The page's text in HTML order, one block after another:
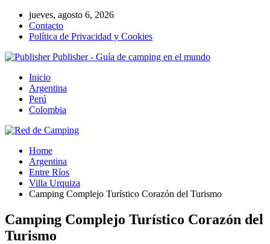
jueves, agosto 6, 2026
Contacto
Política de Privacidad y Cookies
Publisher - Guía de camping en el mundo
Inicio
Argentina
Perú
Colombia
Home
Argentina
Entre Ríos
Villa Urquiza
Camping Complejo Turístico Corazón del Turismo
Camping Complejo Turístico Corazón del
Turismo